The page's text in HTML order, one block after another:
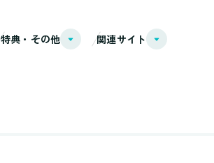
特典・その他 関連サイト